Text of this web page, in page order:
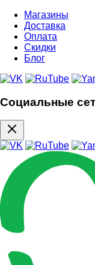
Магазины
Доставка
Оплата
Скидки
Блог
Социальные